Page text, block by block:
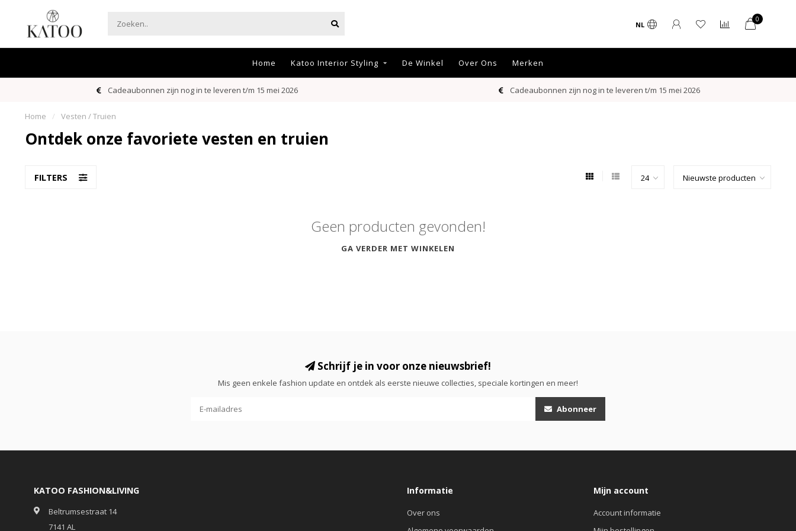
NL
0
Home Katoo Interior Styling De Winkel Over Ons Merken
Cadeaubonnen zijn nog in te leveren t/m 15 mei 2026 Cadeaubonnen zijn nog in te leveren t/m 15 mei 2026
Home / Vesten / Truien
Ontdek onze favoriete vesten en truien
FILTERS
Geen producten gevonden!
GA VERDER MET WINKELEN
Schrijf je in voor onze nieuwsbrief!
Mis geen enkele fashion update en ontdek als eerste nieuwe collecties, speciale kortingen en meer!
Abonneer
KATOO FASHION&LIVING
Beltrumsestraat 14
7141 AL
Informatie
Over ons
Mijn account
Account informatie